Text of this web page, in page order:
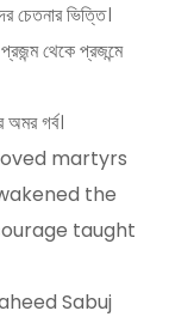
চেতনার ভিত্তি।
থেকে প্রজন্মে
গর্ব।
martyrs
the
taught
Sabuj